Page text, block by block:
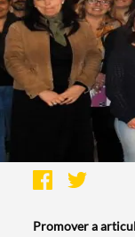
Promover a